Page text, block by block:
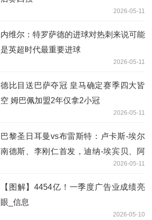
2026-05-11
内维尔：特罗萨德的进球对热刺来说可能
是英超时代最重要进球
2026-05-11
德比目送巴萨夺冠 皇马确定赛季四大皆
空 姆巴佩加盟2年仅拿2小冠
2026-05-11
巴黎圣日耳曼vs布雷斯特：卢卡斯-埃尔
南德斯、李刚仁首发，迪纳-埃宾贝、阿
2026-05-11
【图解】4454亿！一季度广告业成绩亮
眼_信息
2026-05-10